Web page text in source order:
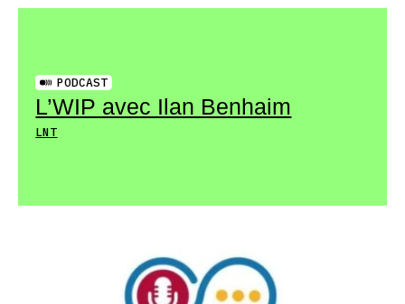
PODCAST
L’WIP avec Ilan Benhaim
LNT